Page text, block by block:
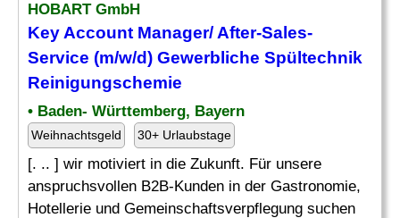
HOBART GmbH
Key Account Manager/ After-Sales-
Service (m/w/d) Gewerbliche Spültechnik
Reinigungschemie
• Baden- Württemberg, Bayern
Weihnachtsgeld 30+ Urlaubstage
[. .. ] wir motiviert in die Zukunft. Für unsere
anspruchsvollen B2B-Kunden in der Gastronomie,
Hotellerie und Gemeinschaftsverpflegung suchen